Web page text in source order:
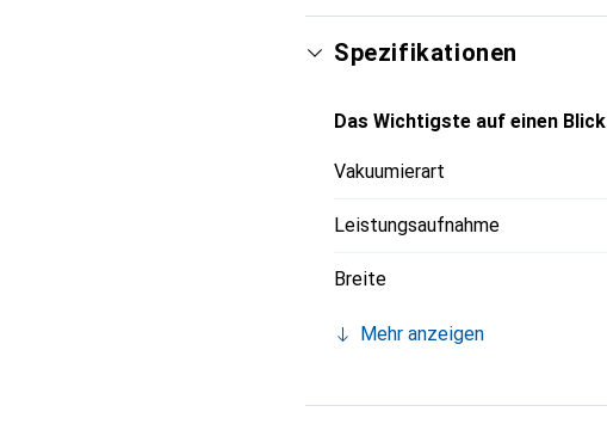
Spezifikationen
Das Wichtigste auf einen Blick
Vakuumierart
Leistungsaufnahme
Breite
Mehr anzeigen